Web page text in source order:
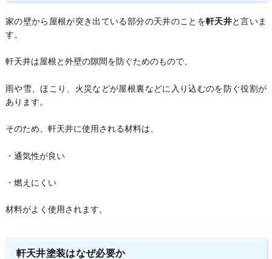
家の壁から屋根が突き出ている部分の天井のことを軒天井と言いま
す。
軒天井は屋根と外壁の隙間を防ぐためのもので、
雨や雪、ほこり、火災などが屋根裏などに入り込むのを防ぐ役割が
あります。
そのため、軒天井に使用される材料は、
・通気性が良い
・燃えにくい
材料がよく使用されます。
軒天井塗装はなぜ必要か